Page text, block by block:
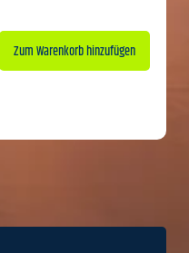
Zum Warenkorb hinzufügen
Alternative: